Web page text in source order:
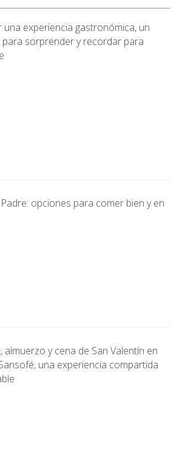
una experiencia gastronómica, un
sorprender y recordar para
opciones para comer bien y en
almuerzo y cena de San Valentín en
una experiencia compartida